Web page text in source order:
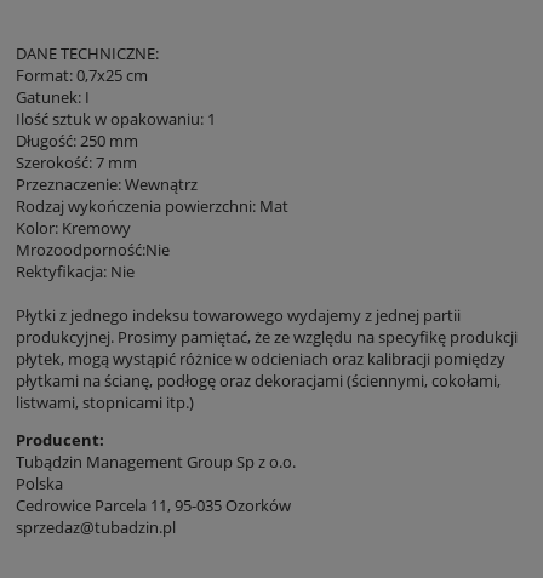
DANE TECHNICZNE:
Format: 0,7x25 cm
Gatunek: I
Ilość sztuk w opakowaniu: 1
Długość: 250 mm
Szerokość: 7 mm
Przeznaczenie: Wewnątrz
Rodzaj wykończenia powierzchni: Mat
Kolor: Kremowy
Mrozoodporność:Nie
Rektyfikacja: Nie
Płytki z jednego indeksu towarowego wydajemy z jednej partii
produkcyjnej. Prosimy pamiętać, że ze względu na specyfikę produkcji
płytek, mogą wystąpić różnice w odcieniach oraz kalibracji pomiędzy
płytkami na ścianę, podłogę oraz dekoracjami (ściennymi, cokołami,
listwami, stopnicami itp.)
Producent:
Tubądzin Management Group Sp z o.o.
Polska
Cedrowice Parcela 11, 95-035 Ozorków
sprzedaz@tubadzin.pl